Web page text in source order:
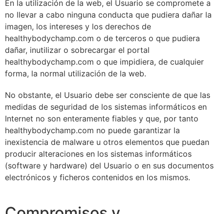
En la utilización de la web, el Usuario se compromete a
no llevar a cabo ninguna conducta que pudiera dañar la
imagen, los intereses y los derechos de
healthybodychamp.com o de terceros o que pudiera
dañar, inutilizar o sobrecargar el portal
healthybodychamp.com o que impidiera, de cualquier
forma, la normal utilización de la web.
No obstante, el Usuario debe ser consciente de que las
medidas de seguridad de los sistemas informáticos en
Internet no son enteramente fiables y que, por tanto
healthybodychamp.com no puede garantizar la
inexistencia de malware u otros elementos que puedan
producir alteraciones en los sistemas informáticos
(software y hardware) del Usuario o en sus documentos
electrónicos y ficheros contenidos en los mismos.